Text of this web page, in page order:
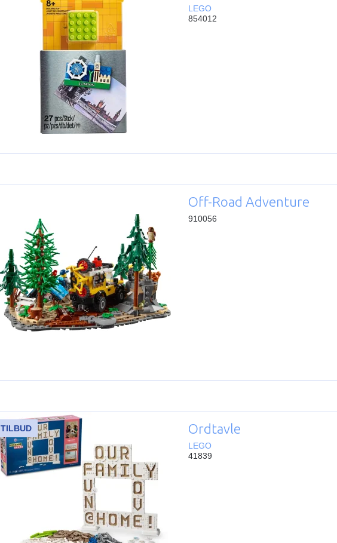
LEGO
854012
Off-Road Adventure
910056
TILBUD Ordtavle
LEGO
41839